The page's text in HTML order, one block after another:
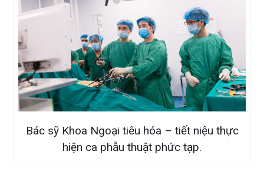
tiếp bốn ca sỏi mật có biến chứng trên bệnh nhân
lớn tuổi và có nhiều bệnh lý nền phức tạp đi kèm.
Tóm tắt bệnh án của các bệnh nhân như sau:
1.Bệnh nhân Nguyễn Thị B, 91 tuổi, ở Cát Dài, Lê
Chân, Hải phòng vào viện Khoa Ngoại Tiêu hóa-
nặng với chẩn đoán: Nhiễm khuẩn đường mật do
sỏi ống mật chủ và sỏi trên gan tái phát, mủ